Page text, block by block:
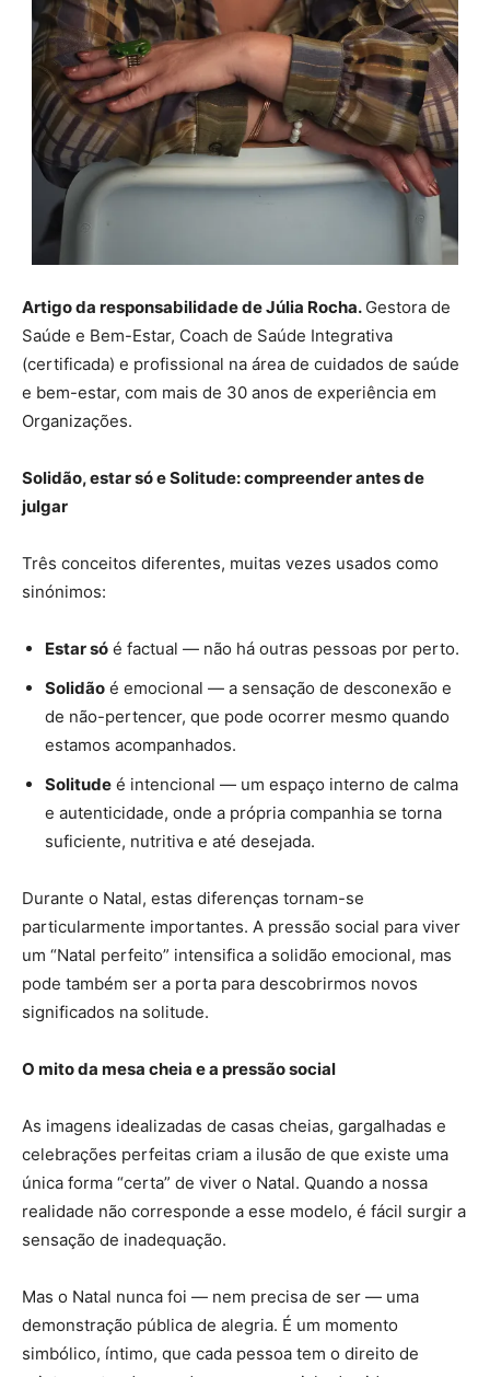
Artigo da responsabilidade de Júlia Rocha. Gestora de
Saúde e Bem-Estar, Coach de Saúde Integrativa
(certificada) e profissional na área de cuidados de saúde
e bem-estar, com mais de 30 anos de experiência em
Organizações.
Solidão, estar só e Solitude: compreender antes de
julgar
Três conceitos diferentes, muitas vezes usados como
sinónimos:
Estar só é factual — não há outras pessoas por perto.
Solidão é emocional — a sensação de desconexão e
de não-pertencer, que pode ocorrer mesmo quando
estamos acompanhados.
Solitude é intencional — um espaço interno de calma
e autenticidade, onde a própria companhia se torna
suficiente, nutritiva e até desejada.
Durante o Natal, estas diferenças tornam-se
particularmente importantes. A pressão social para viver
um “Natal perfeito” intensifica a solidão emocional, mas
pode também ser a porta para descobrirmos novos
significados na solitude.
O mito da mesa cheia e a pressão social
As imagens idealizadas de casas cheias, gargalhadas e
celebrações perfeitas criam a ilusão de que existe uma
única forma “certa” de viver o Natal. Quando a nossa
realidade não corresponde a esse modelo, é fácil surgir a
sensação de inadequação.
Mas o Natal nunca foi — nem precisa de ser — uma
demonstração pública de alegria. É um momento
simbólico, íntimo, que cada pessoa tem o direito de